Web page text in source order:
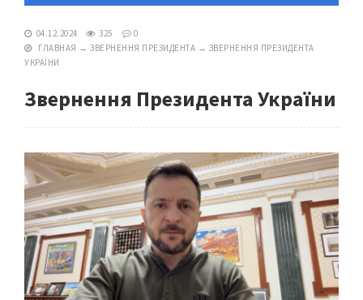
04.12.2024 325
0
ГЛАВНАЯ → ЗВЕРНЕННЯ ПРЕЗИДЕНТА → ЗВЕРНЕННЯ ПРЕЗИДЕНТА
УКРАЇНИ
Звернення Президента України